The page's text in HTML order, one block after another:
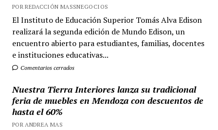
POR REDACCIÓN MASSNEGOCIOS
El Instituto de Educación Superior Tomás Alva Edison
realizará la segunda edición de Mundo Edison, un
encuentro abierto para estudiantes, familias, docentes
e instituciones educativas...
Comentarios cerrados
Nuestra Tierra Interiores lanza su tradicional
feria de muebles en Mendoza con descuentos de
hasta el 60%
POR ANDREA MAS